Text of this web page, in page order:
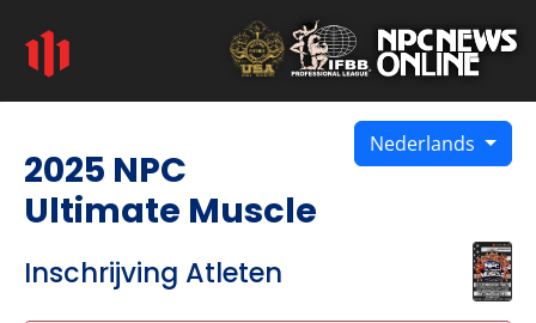
Nederlands
2025 NPC
Ultimate Muscle
Inschrijving Atleten